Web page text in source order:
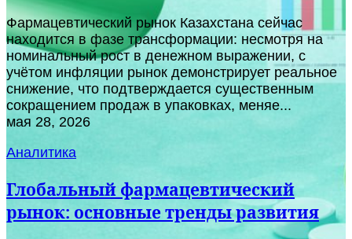
Фармацевтический рынок Казахстана сейчас
находится в фазе трансформации: несмотря на
номинальный рост в денежном выражении, с
учётом инфляции рынок демонстрирует реальное
снижение, что подтверждается существенным
сокращением продаж в упаковках, меняе...
мая 28, 2026
Аналитика
Глобальный фармацевтический
рынок: основные тренды развития